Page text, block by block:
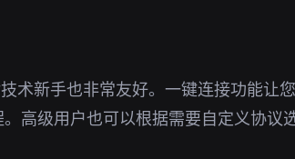
术新手也非常友好。一键连接功能让
高级用户也可以根据需要自定义协议